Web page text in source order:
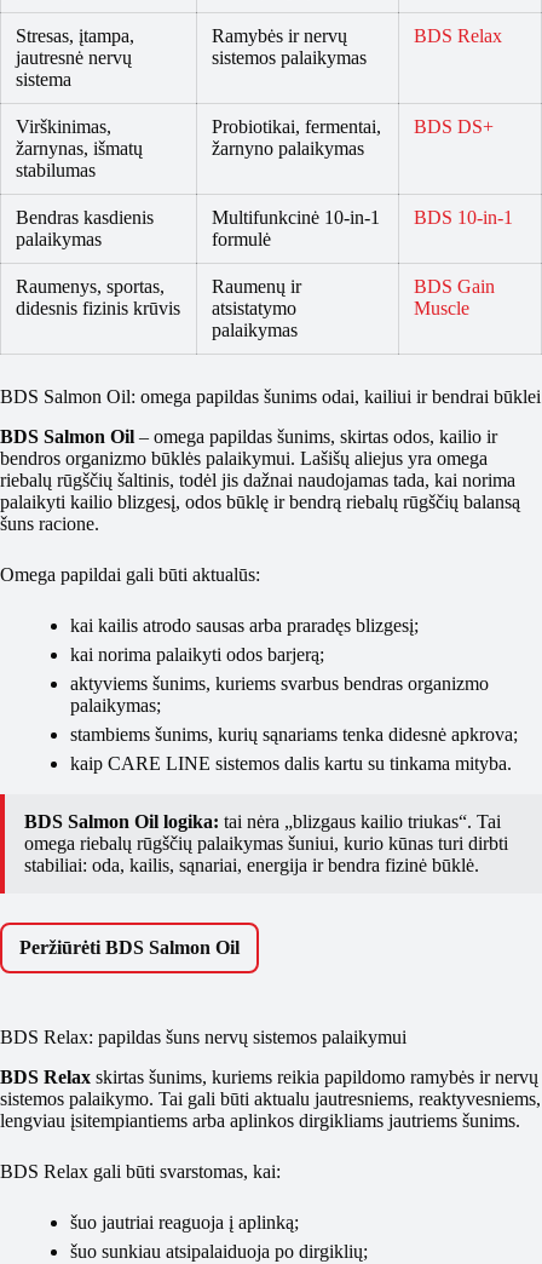
Stresas, įtampa,
jautresnė nervų
sistema
Ramybės ir nervų
sistemos palaikymas
BDS Relax
Virškinimas,
žarnynas, išmatų
stabilumas
Probiotikai, fermentai,
žarnyno palaikymas
BDS DS+
Bendras kasdienis
palaikymas
Multifunkcinė 10-in-1
formulė
BDS 10-in-1
Raumenys, sportas,
didesnis fizinis krūvis
Raumenų ir
atsistatymo
palaikymas
BDS Gain
Muscle
BDS Salmon Oil: omega papildas šunims odai, kailiui ir bendrai būklei
BDS Salmon Oil – omega papildas šunims, skirtas odos, kailio ir
bendros organizmo būklės palaikymui. Lašišų aliejus yra omega
riebalų rūgščių šaltinis, todėl jis dažnai naudojamas tada, kai norima
palaikyti kailio blizgesį, odos būklę ir bendrą riebalų rūgščių balansą
šuns racione.
Omega papildai gali būti aktualūs:
kai kailis atrodo sausas arba praradęs blizgesį;
kai norima palaikyti odos barjerą;
aktyviems šunims, kuriems svarbus bendras organizmo
palaikymas;
stambiems šunims, kurių sąnariams tenka didesnė apkrova;
kaip CARE LINE sistemos dalis kartu su tinkama mityba.
BDS Salmon Oil logika: tai nėra „blizgaus kailio triukas“. Tai
omega riebalų rūgščių palaikymas šuniui, kurio kūnas turi dirbti
stabiliai: oda, kailis, sąnariai, energija ir bendra fizinė būklė.
Peržiūrėti BDS Salmon Oil
BDS Relax: papildas šuns nervų sistemos palaikymui
BDS Relax skirtas šunims, kuriems reikia papildomo ramybės ir nervų
sistemos palaikymo. Tai gali būti aktualu jautresniems, reaktyvesniems,
lengviau įsitempiantiems arba aplinkos dirgikliams jautriems šunims.
BDS Relax gali būti svarstomas, kai:
šuo jautriai reaguoja į aplinką;
šuo sunkiau atsipalaiduoja po dirgiklių;